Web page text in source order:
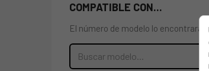
COMPATIBLE CON...
El número de modelo lo